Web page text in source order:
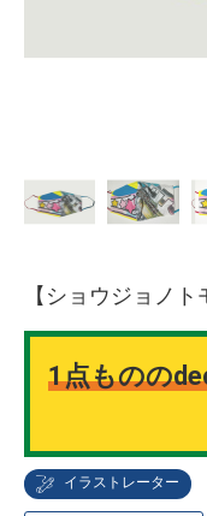
イラストレーター
【ショウジョノ
1点ものの